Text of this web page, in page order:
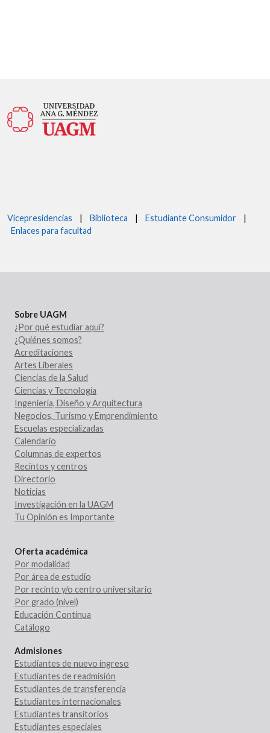
Vicepresidencias | Biblioteca | Estudiante Consumidor |
Enlaces para facultad
Sobre UAGM
¿Por qué estudiar aquí?
¿Quiénes somos?
Acreditaciones
Artes Liberales
Ciencias de la Salud
Ciencias y Tecnología
Ingeniería, Diseño y Arquitectura
Negocios, Turismo y Emprendimiento
Escuelas especializadas
Calendario
Columnas de expertos
Recintos y centros
Directorio
Noticias
Investigación en la UAGM
Tu Opinión es Importante
Oferta académica
Por modalidad
Por área de estudio
Por recinto y/o centro universitario
Por grado (nivel)
Educación Continua
Catálogo
Admisiones
Estudiantes de nuevo ingreso
Estudiantes de readmisión
Estudiantes de transferencia
Estudiantes internacionales
Estudiantes transitorios
Estudiantes especiales